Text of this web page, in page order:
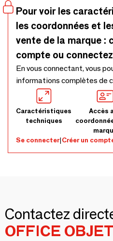
Pour voir les
les coordonnées et
vente de la marque :
compte ou
En vous connectant, vous
informations complètes de
Caractéristiques
techniques
Accès
Se connecter|Créer un
Contactez
OFFICE